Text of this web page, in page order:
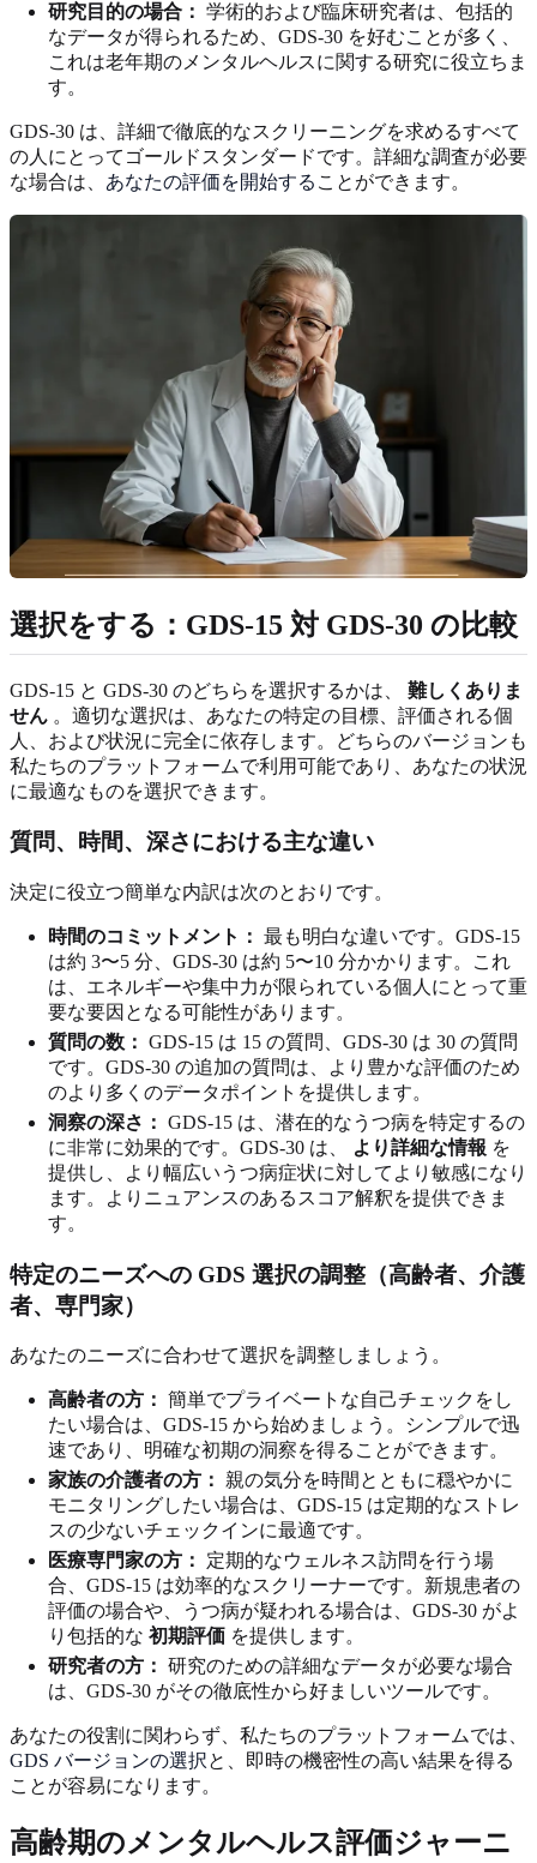
研究目的の場合： 学術的および臨床研究者は、包括的
なデータが得られるため、GDS-30 を好むことが多く、
これは老年期のメンタルヘルスに関する研究に役立ちま
す。
GDS-30 は、詳細で徹底的なスクリーニングを求めるすべて
の人にとってゴールドスタンダードです。詳細な調査が必要
な場合は、 あなたの評価を開始する ことができます。
選択をする：GDS-15 対 GDS-30 の比較
GDS-15 と GDS-30 のどちらを選択するかは、 難しくありま
せん 。適切な選択は、あなたの特定の目標、評価される個
人、および状況に完全に依存します。どちらのバージョンも
私たちのプラットフォームで利用可能であり、あなたの状況
に最適なものを選択できます。
質問、時間、深さにおける主な違い
決定に役立つ簡単な内訳は次のとおりです。
時間のコミットメント： 最も明白な違いです。GDS-15
は約 3〜5 分、GDS-30 は約 5〜10 分かかります。これ
は、エネルギーや集中力が限られている個人にとって重
要な要因となる可能性があります。
質問の数： GDS-15 は 15 の質問、GDS-30 は 30 の質問
です。GDS-30 の追加の質問は、より豊かな評価のため
のより多くのデータポイントを提供します。
洞察の深さ： GDS-15 は、潜在的なうつ病を特定するの
に非常に効果的です。GDS-30 は、
より詳細な情報 を
提供し、より幅広いうつ病症状に対してより敏感になり
ます。よりニュアンスのあるスコア解釈を提供できま
す。
特定のニーズへの GDS 選択の調整（高齢者、介護
者、専門家）
あなたのニーズに合わせて選択を調整しましょう。
高齢者の方： 簡単でプライベートな自己チェックをし
たい場合は、GDS-15 から始めましょう。シンプルで迅
速であり、明確な初期の洞察を得ることができます。
家族の介護者の方： 親の気分を時間とともに穏やかに
モニタリングしたい場合は、GDS-15 は定期的なストレ
スの少ないチェックインに最適です。
医療専門家の方：
定期的なウェルネス訪問を行う場
合、GDS-15 は効率的なスクリーナーです。新規患者の
評価の場合や、うつ病が疑われる場合は、GDS-30 がよ
り包括的な 初期評価 を提供します。
研究者の方： 研究のための詳細なデータが必要な場合
は、GDS-30 がその徹底性から好ましいツールです。
あなたの役割に関わらず、私たちのプラットフォームでは、
GDS バージョンの選択と、即時の機密性の高い結果を得る
ことが容易になります。
高齢期のメンタルヘルス評価ジャーニ